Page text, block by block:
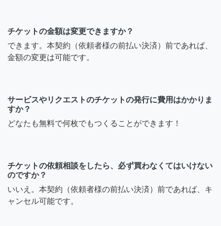
チケットの金額は変更できますか？
できます。本契約（依頼者様の前払い決済）前であれば、
金額の変更は可能です。
サービスやリクエストのチケットの発行に費用はかかりま
すか？
どなたも無料で何枚でもつくることができます！
チケットの依頼相談をしたら、必ず買わなくてはいけない
のですか？
いいえ。本契約（依頼者様の前払い決済）前であれば、キ
ャンセル可能です。